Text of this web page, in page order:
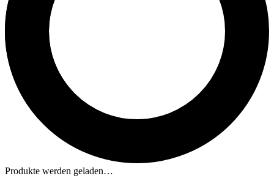
Produkte werden geladen…